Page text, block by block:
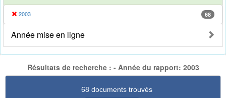
2003 68
Année mise en ligne
Résultats de recherche : - Année du rapport: 2003
68 documents trouvés